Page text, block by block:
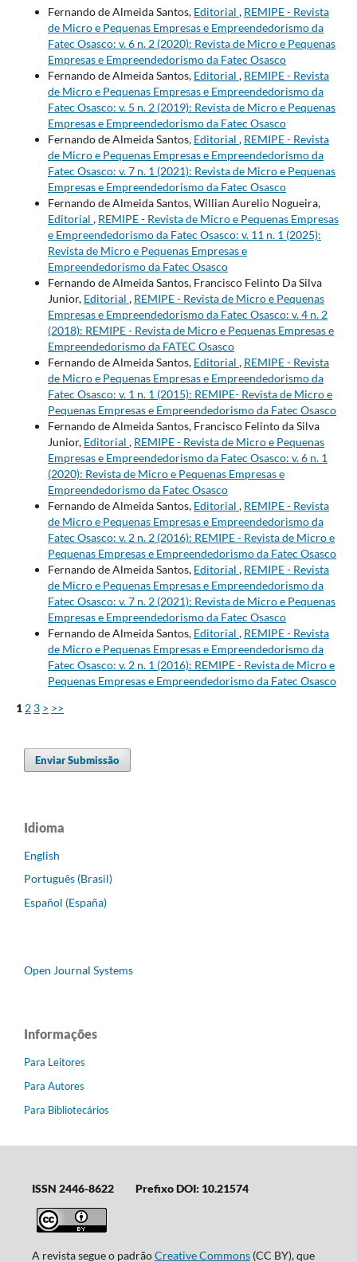
Fernando de Almeida Santos, Editorial , REMIPE - Revista
de Micro e Pequenas Empresas e Empreendedorismo da
Fatec Osasco: v. 6 n. 2 (2020): Revista de Micro e Pequenas
Empresas e Empreendedorismo da Fatec Osasco
Fernando de Almeida Santos, Editorial , REMIPE - Revista
de Micro e Pequenas Empresas e Empreendedorismo da
Fatec Osasco: v. 5 n. 2 (2019): Revista de Micro e Pequenas
Empresas e Empreendedorismo da Fatec Osasco
Fernando de Almeida Santos, Editorial , REMIPE - Revista
de Micro e Pequenas Empresas e Empreendedorismo da
Fatec Osasco: v. 7 n. 1 (2021): Revista de Micro e Pequenas
Empresas e Empreendedorismo da Fatec Osasco
Fernando de Almeida Santos, Willian Aurelio Nogueira,
Editorial , REMIPE - Revista de Micro e Pequenas Empresas
e Empreendedorismo da Fatec Osasco: v. 11 n. 1 (2025):
Revista de Micro e Pequenas Empresas e
Empreendedorismo da Fatec Osasco
Fernando de Almeida Santos, Francisco Felinto Da Silva
Junior, Editorial , REMIPE - Revista de Micro e Pequenas
Empresas e Empreendedorismo da Fatec Osasco: v. 4 n. 2
(2018): REMIPE - Revista de Micro e Pequenas Empresas e
Empreendedorismo da FATEC Osasco
Fernando de Almeida Santos, Editorial , REMIPE - Revista
de Micro e Pequenas Empresas e Empreendedorismo da
Fatec Osasco: v. 1 n. 1 (2015): REMIPE- Revista de Micro e
Pequenas Empresas e Empreendedorismo da Fatec Osasco
Fernando de Almeida Santos, Francisco Felinto da Silva
Junior, Editorial , REMIPE - Revista de Micro e Pequenas
Empresas e Empreendedorismo da Fatec Osasco: v. 6 n. 1
(2020): Revista de Micro e Pequenas Empresas e
Empreendedorismo da Fatec Osasco
Fernando de Almeida Santos, Editorial , REMIPE - Revista
de Micro e Pequenas Empresas e Empreendedorismo da
Fatec Osasco: v. 2 n. 2 (2016): REMIPE - Revista de Micro e
Pequenas Empresas e Empreendedorismo da Fatec Osasco
Fernando de Almeida Santos, Editorial , REMIPE - Revista
de Micro e Pequenas Empresas e Empreendedorismo da
Fatec Osasco: v. 7 n. 2 (2021): Revista de Micro e Pequenas
Empresas e Empreendedorismo da Fatec Osasco
Fernando de Almeida Santos, Editorial , REMIPE - Revista
de Micro e Pequenas Empresas e Empreendedorismo da
Fatec Osasco: v. 2 n. 1 (2016): REMIPE - Revista de Micro e
Pequenas Empresas e Empreendedorismo da Fatec Osasco
1 2 3 > >>
Enviar Submissão
Idioma
English
Português (Brasil)
Español (España)
Open Journal Systems
Informações
Para Leitores
Para Autores
Para Bibliotecários
ISSN 2446-8622 Prefixo DOI: 10.21574
A revista segue o padrãoCreative Commons(CC BY), que